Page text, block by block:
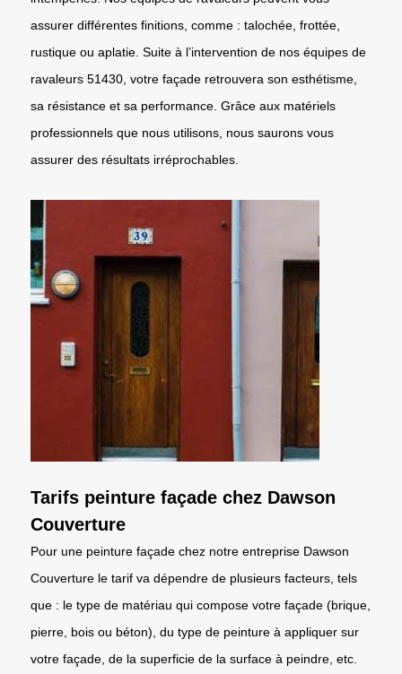
assurer différentes finitions, comme : talochée, frottée,
rustique ou aplatie. Suite à l’intervention de nos équipes de
ravaleurs 51430, votre façade retrouvera son esthétisme,
sa résistance et sa performance. Grâce aux matériels
professionnels que nous utilisons, nous saurons vous
assurer des résultats irréprochables.
Tarifs peinture façade chez Dawson
Couverture
Pour une peinture façade chez notre entreprise Dawson
Couverture le tarif va dépendre de plusieurs facteurs, tels
que : le type de matériau qui compose votre façade (brique,
pierre, bois ou béton), du type de peinture à appliquer sur
votre façade, de la superficie de la surface à peindre, etc.